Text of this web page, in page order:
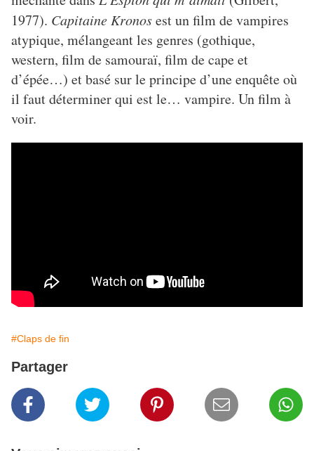
1977). Capitaine Kronosest un film de vampires
atypique, mélangeant les genres (gothique,
western, film de samouraï, film de cape et
d’épée…) et basé sur le principe d’une enquête où
il faut déterminer qui est le… vampire. Un film à
voir.
#Claps de fin
Partager